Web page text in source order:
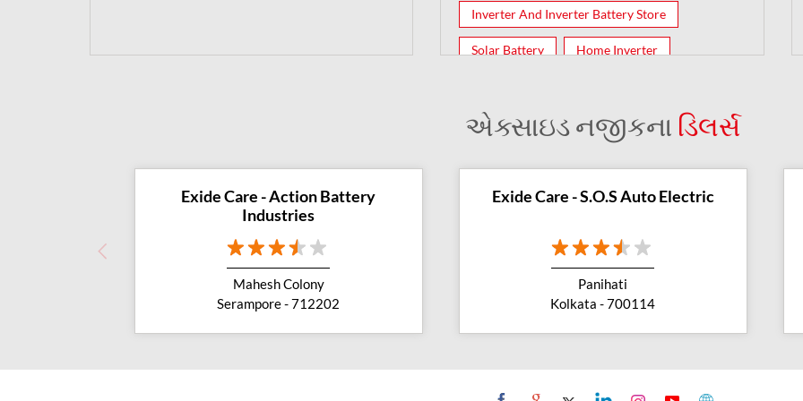
Inverter And Inverter Battery Store
Solar Battery Home Inverter
એક્સાઇડ નજીકના ડિલર્સ
Exide Care - Action Battery
Industries
Mahesh Colony
Serampore - 712202
Exide Care - S.O.S Auto Electric
Panihati
Kolkata - 700114